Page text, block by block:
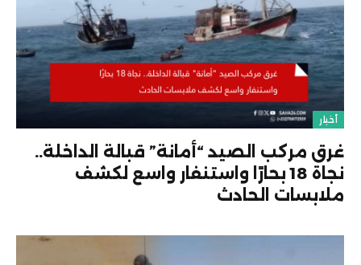
أخبار
غرق مركب الصيد “أمانة” قبالة الداخلة..
نجاة 18 بحارًا واستنفار واسع لكشف
ملابسات الحادث